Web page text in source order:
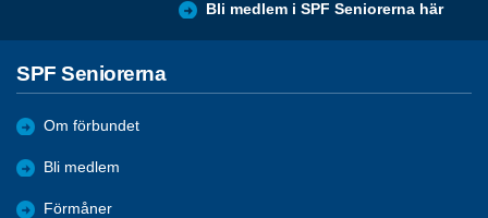
Bli medlem i SPF Seniorerna här
SPF Seniorerna
Om förbundet
Bli medlem
Förmåner